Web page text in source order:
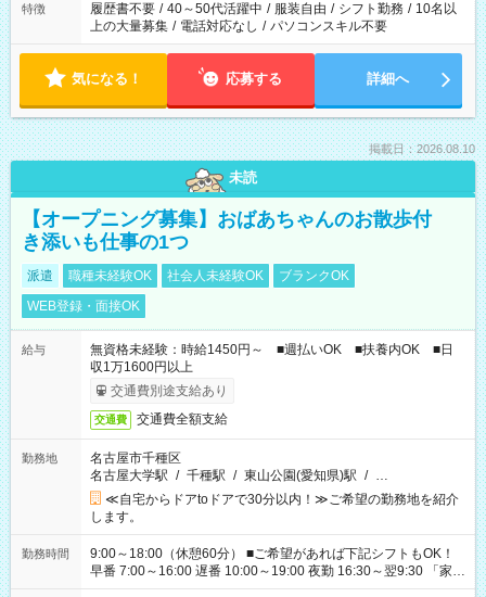
特徴 履歴書不要 / 40～50代活躍中 / 服装自由 / シフト勤務 / 10名以
上の大量募集 / 電話対応なし / パソコンスキル不要
気になる！ 応募する 詳細へ
掲載日：2026.08.10
未読
【オープニング募集】おばあちゃんのお散歩付
き添いも仕事の1つ
派遣 職種未経験OK 社会人未経験OK
ブランクOK
WEB登録・面接OK
給与
無資格未経験：時給1450円～ ■週払いOK ■扶養内OK ■日
収1万1600円以上
交通費別途支給あり
交通費 交通費全額支給
勤務地
名古屋市千種区
名古屋大学駅 / 千種駅 / 東山公園(愛知県)駅 / …
≪自宅からドアtoドアで30分以内！≫ご希望の勤務地を紹介
します。
勤務時間
9:00～18:00（休憩60分） ■ご希望があれば下記シフトもOK！
早番 7:00～16:00 遅番 10:00～19:00 夜勤 16:30～翌9:30 「家族
と休みを合わせたい」 「余裕を持って夕飯の準備がしたい」